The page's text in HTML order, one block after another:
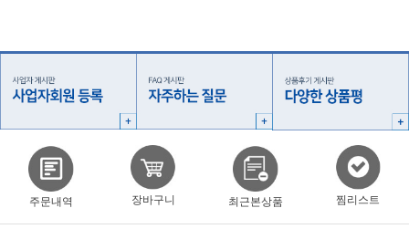
주문내역 장바구니 최근본상품 찜리스트